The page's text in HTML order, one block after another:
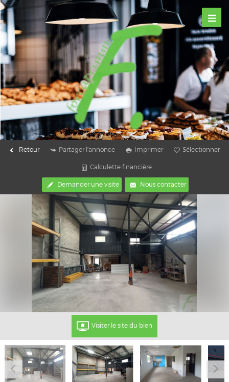
Retour Partager l'annonce Imprimer Sélectionner
Calculette financière
Demander une visite Nous contacter
Visiter le site du bien